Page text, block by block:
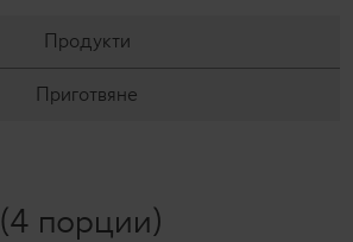
Продукти
Приготвяне
(4 порции)